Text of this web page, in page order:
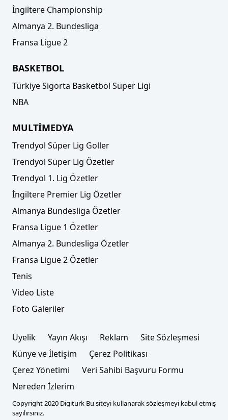
İngiltere Championship
Almanya 2. Bundesliga
Fransa Ligue 2
BASKETBOL
Türkiye Sigorta Basketbol Süper Ligi
NBA
MULTİMEDYA
Trendyol Süper Lig Goller
Trendyol Süper Lig Özetler
Trendyol 1. Lig Özetler
İngiltere Premier Lig Özetler
Almanya Bundesliga Özetler
Fransa Ligue 1 Özetler
Almanya 2. Bundesliga Özetler
Fransa Ligue 2 Özetler
Tenis
Video Liste
Foto Galeriler
Üyelik Yayın Akışı Reklam
Site Sözleşmesi
Künye ve İletişim
Çerez Politikası
Çerez Yönetimi
Veri Sahibi Başvuru Formu
Nereden İzlerim
Copyright 2020 Digiturk Bu siteyi kullanarak sözleşmeyi kabul etmiş
sayılırsınız.